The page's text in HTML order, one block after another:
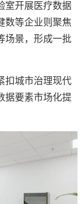
室开展医疗数据
数等企业则聚焦
场景，形成一批
扣城市治理现代
据要素市场化提